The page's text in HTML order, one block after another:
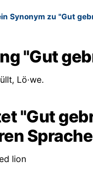
Synonym zu "Gut
"Gut
Lö·we.
"Gut
lion